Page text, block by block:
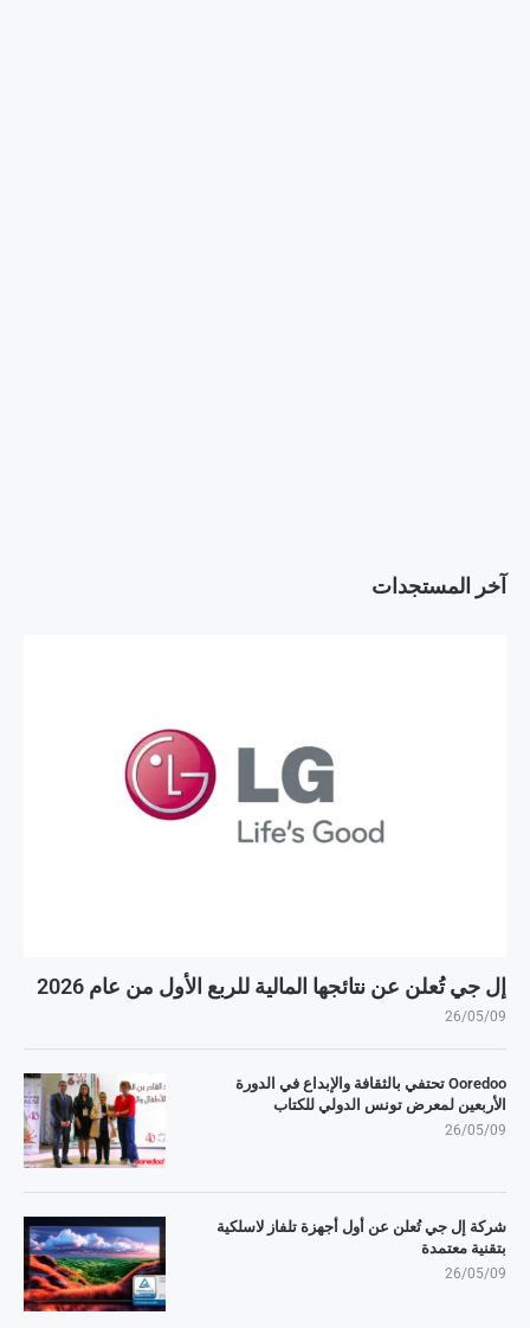
آخر المستجدات
إل جي تُعلن عن نتائجها المالية للربع الأول من عام 2026
26/05/09
Ooredoo تحتفي بالثقافة والإبداع في الدورة
الأربعين لمعرض تونس الدولي للكتاب
26/05/09
شركة إل جي تُعلن عن أول أجهزة تلفاز لاسلكية
بتقنية معتمدة
26/05/09